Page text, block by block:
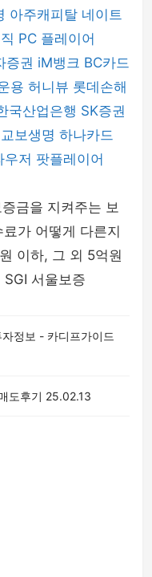
아주캐피탈 네이트
PC 플레이어
증권 iM뱅크 BC카드
용 허니뷰 롯데손해
국산업은행 SK증권
교보생명 하나카드
우저 팟플레이어
금을 지켜주는 보
가 어떻게 다른지
이하, 그 외 5억원
서울보증
정보 - 카디프가이드
도후기 25.02.13